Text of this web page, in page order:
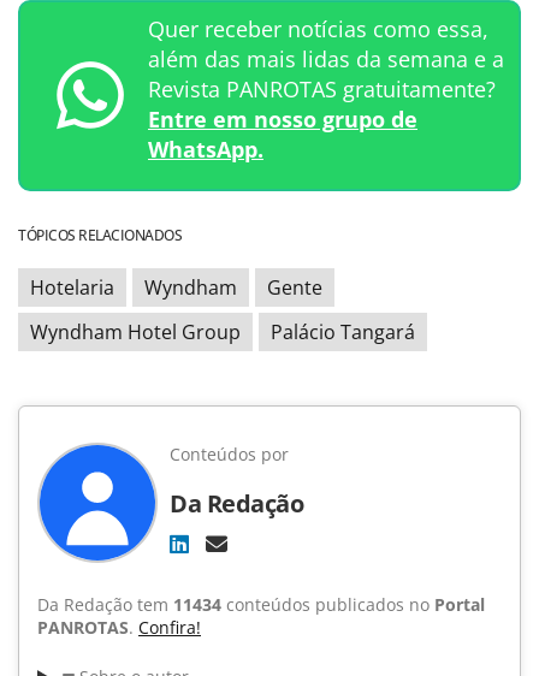
Quer receber notícias como essa,
além das mais lidas da semana e a
Revista PANROTAS gratuitamente?
Entre em nosso grupo de
WhatsApp.
TÓPICOS RELACIONADOS
Hotelaria Wyndham
Gente
Wyndham Hotel Group
Palácio Tangará
Conteúdos por
Da Redação
Da Redação tem 11434 conteúdos publicados no Portal
PANROTAS. Confira!